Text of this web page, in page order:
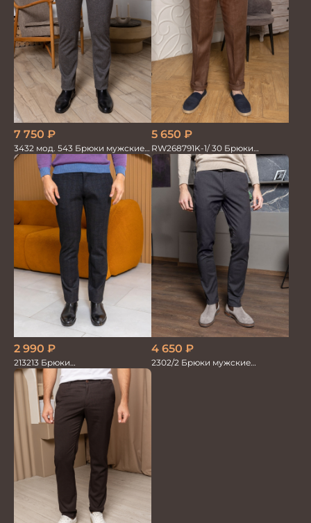
7 750 ₽
3432 мод. 543 Брюки мужские
коричневые
5 650 ₽
RW268791K-1/ 30 Брюки
мужские коричневые 100%лён
2 990 ₽
213213 Брюки
мужскиетрикотажные
4 650 ₽
2302/2 Брюки мужские